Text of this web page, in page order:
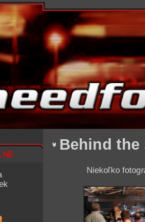
Behind the
Niekoľko